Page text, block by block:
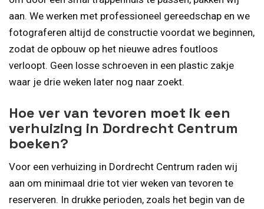
aan. We werken met professioneel gereedschap en we
fotograferen altijd de constructie voordat we beginnen,
zodat de opbouw op het nieuwe adres foutloos
verloopt. Geen losse schroeven in een plastic zakje
waar je drie weken later nog naar zoekt.
Hoe ver van tevoren moet ik een
verhuizing in Dordrecht Centrum
boeken?
Voor een verhuizing in Dordrecht Centrum raden wij
aan om minimaal drie tot vier weken van tevoren te
reserveren. In drukke perioden, zoals het begin van de